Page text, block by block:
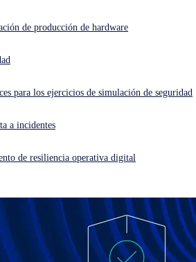
Obtenga ayuda ahora mismo
de producción de hardware
para los ejercicios de simulación de seguridad
a incidentes
de resiliencia operativa digital
Kyle held leadership positions in
and marketing with companies
CSC, ServiceMesh, & NetQOS. He also
ExoCloud, an early Cloud Management
an
Platform.
in Computer Science and a
A&M University where he graduated
Falkenhagen